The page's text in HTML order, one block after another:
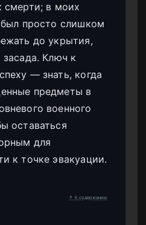
смерти; в моих
был просто слишком
до укрытия,
засада. Ключ к
— знать, когда
предметы в
военного
оставаться
для
к точке эвакуации.
↑ К содержанию